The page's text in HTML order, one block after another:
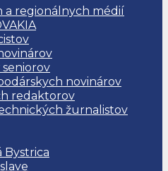
a regionálnych médií
novinárov
redaktorov
žurnalistov
Bystrica